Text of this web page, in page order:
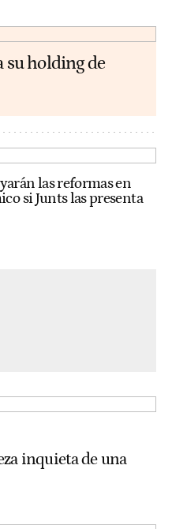
su holding de
las reformas en
si Junts las presenta
inquieta de una